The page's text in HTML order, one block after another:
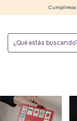
Cumplimos 7 años 🔮